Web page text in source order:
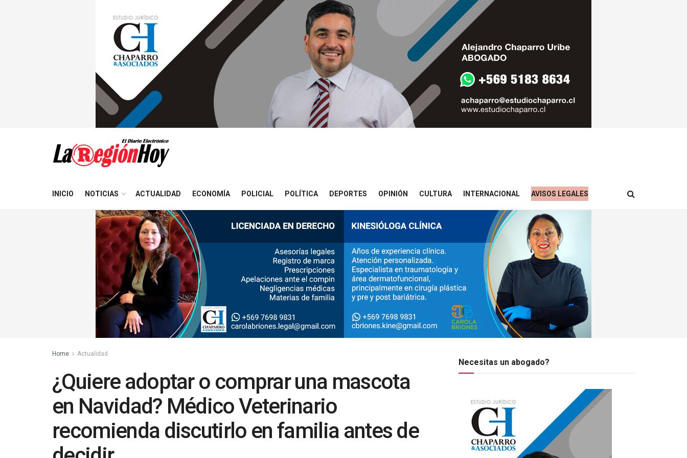
INICIO NOTICIAS ACTUALIDAD ECONOMÍA POLICIAL POLÍTICA DEPORTES OPINIÓN CULTURA INTERNACIONAL AVISOS LEGALES
Home Actualidad
¿Quiere adoptar o comprar una mascota
en Navidad? Médico Veterinario
recomienda discutirlo en familia antes de
Necesitas un abogado?